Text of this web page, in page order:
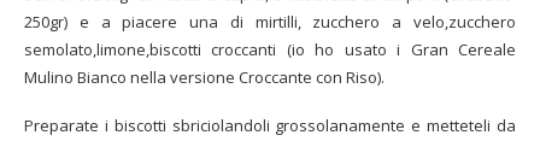
250gr) e a piacere una di mirtilli, zucchero a velo,zucchero
semolato,limone,biscotti croccanti (io ho usato i Gran Cereale
Mulino Bianco nella versione Croccante con Riso).
Preparate i biscotti sbriciolandoli grossolanamente e metteteli da